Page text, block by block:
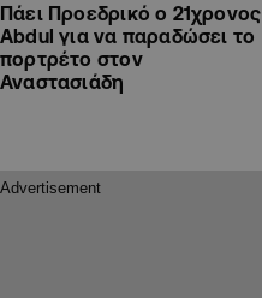
Πάει Προεδρικό ο 21χρονος
Abdul για να παραδώσει το
πορτρέτο στον
Αναστασιάδη